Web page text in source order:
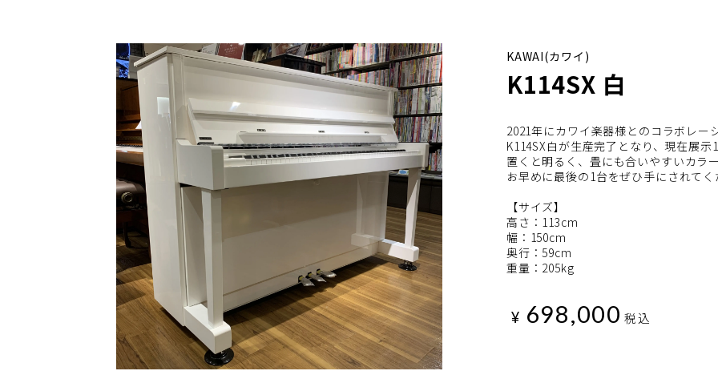
KAWAI(カワイ)
K114SX 白
2021年にカワイ楽器様とのコラボレ
K114SX白が生産完了となり、現在展
置くと明るく、畳にも合いやすいカラ
お早めに最後の1台をぜひ手にされて
【サイズ】
高さ：113cm
幅：150cm
奥行：59cm
重量：205kg
¥ 698,000 税込